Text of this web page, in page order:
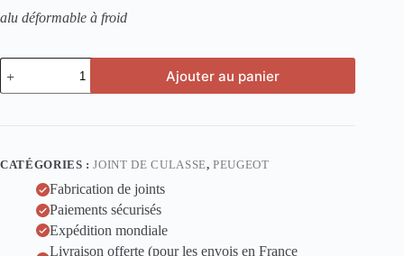
alu déformable à froid
quantité
de
Joint
culasse
mm
Peugeot
Ajouter au panier
CATÉGORIES :JOINT DE CULASSE,PEUGEOT
Fabrication de joints
Paiements sécurisés
Expédition mondiale
Livraison offerte (pour les envois en France